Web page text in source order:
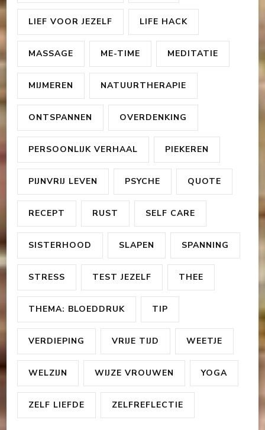
LIEF VOOR JEZELF LIFE HACK
MASSAGE ME-TIME MEDITATIE
MIJMEREN NATUURTHERAPIE
ONTSPANNEN OVERDENKING
PERSOONLIJK VERHAAL PIEKEREN
PIJNVRIJ LEVEN PSYCHE QUOTE
RECEPT RUST SELF CARE
SISTERHOOD SLAPEN SPANNING
STRESS TEST JEZELF THEE
THEMA: BLOEDDRUK TIP
VERDIEPING VRIJE TIJD WEETJE
WELZIJN WIJZE VROUWEN YOGA
ZELF LIEFDE ZELFREFLECTIE